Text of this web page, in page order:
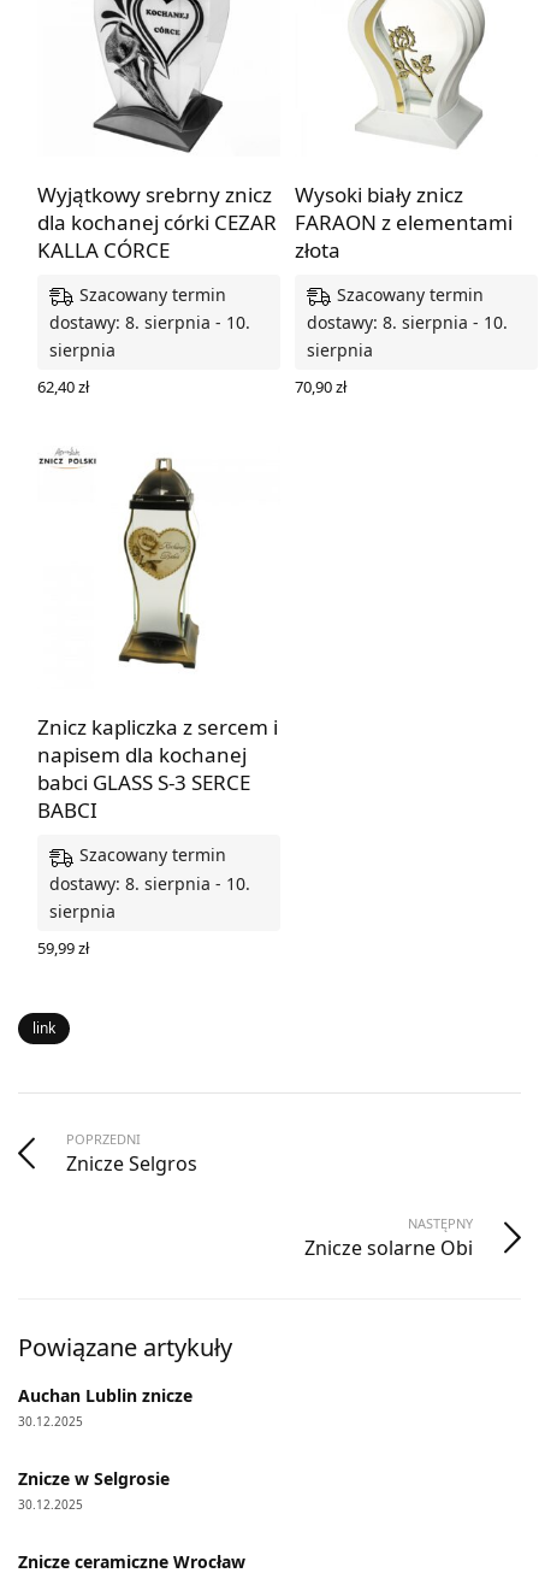
Wyjątkowy srebrny znicz
dla kochanej córki CEZAR
KALLA CÓRCE
Szacowany termin
dostawy: 8. sierpnia - 10.
sierpnia
62,40zł
Wysoki biały znicz
FARAON z elementami
złota
Szacowany termin
dostawy: 8. sierpnia - 10.
sierpnia
70,90zł
Znicz kapliczka z sercem i
napisem dla kochanej
babci GLASS S-3 SERCE
BABCI
Szacowany termin
dostawy: 8. sierpnia - 10.
sierpnia
59,99zł
link
POPRZEDNI
Znicze Selgros
NASTĘPNY
Znicze solarne Obi
Powiązane artykuły
Auchan Lublin znicze
30.12.2025
Znicze w Selgrosie
30.12.2025
Znicze ceramiczne Wrocław